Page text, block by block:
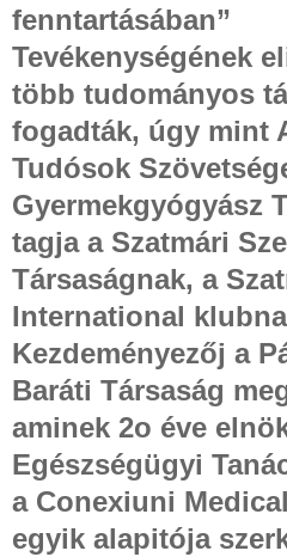
fenntartásában”
Tevékenységének
több tudományos
fogadták, úgy mint
Tudósok
Gyermekgyógyász
tagja a Szatmári
Társaságnak, a
International
Kezdeményezőj a
Baráti Társaság
aminek 2o éve
Egészségügyi
a Conexiuni
egyik alapitója